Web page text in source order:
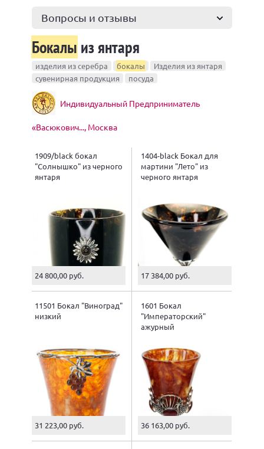
Вопросы и отзывы
Бокалы из янтаря
изделия из серебра бокалы
Изделия из янтаря
сувенирная продукция
посуда
Индивидуальный Предприниматель
«Васюкович..., Москва
1909/black бокал
"Солнышко" из черного
янтаря
24 800,00 руб.
1404-black Бокал для
мартини "Лето" из
черного янтаря
17 384,00 руб.
11501 Бокал "Виноград"
низкий
31 223,00 руб.
1601 Бокал
"Императорский"
ажурный
36 163,00 руб.